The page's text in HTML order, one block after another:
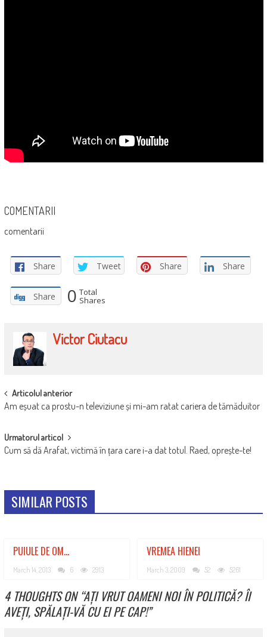
COMENTARII
comentarii
Share Tweet Share Share
Share 0 Total
Shares
Victor Ciutacu
POST
NAVIGATION
Articolul anterior
Am eșuat ca prostu-n televiziune și mi-am ratat cariera de tămăduitor
Urmatorul articol
Cum să dă Arafat, victimă în țara care i-a dat totul. Raed, oprește-te!
SIMILAR POSTS
PUIULE DE OM…
March 14, 2013 6 2913
VREMEA HIENEI
March 3, 2009 52 5261
4 THOUGHTS ON “AȚI VRUT OAMENI NOI ÎN POLITICĂ? ÎI
AVEȚI, SPĂLAȚI-VĂ CU EI PE CAP!”